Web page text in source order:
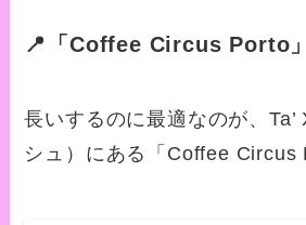
📍「Coffee Circus Porto」
長いするのに最適なのが、
シュ）にある「Coffee Circus